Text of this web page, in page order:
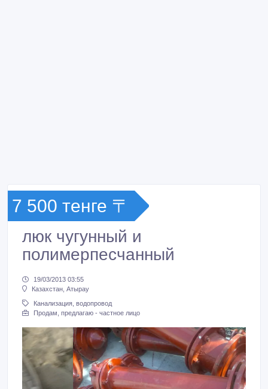
7 500 тенге 〒
люк чугунный и
полимерпесчанный
19/03/2013 03:55
Казахстан, Атырау
Канализация, водопровод
Продам, предлагаю - частное лицо